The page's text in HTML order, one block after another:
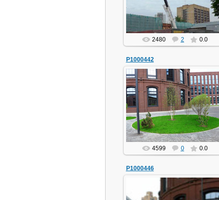
dod
2480 2 0.0
P1000442
24.05.2015
dod
4599 0 0.0
P1000446